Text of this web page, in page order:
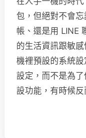
包，但絕對不會
帳、還是用 LINE
的生活資訊跟敏
機裡預設的系統
設定，而不是為
設功能，有時候反